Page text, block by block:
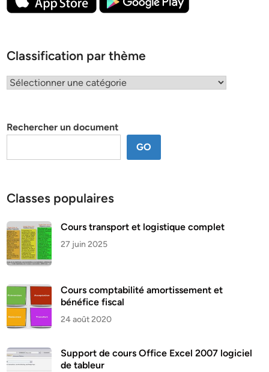
Classification par thème
Classification
Rechercher un document
GO
Classes populaires
Cours transport et logistique complet
27 juin 2025
Cours comptabilité amortissement et
bénéfice fiscal
24 août 2020
Support de cours Office Excel 2007 logiciel
de tableur